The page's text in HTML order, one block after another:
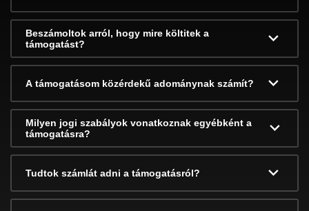
Beszámoltok arról, hogy mire költitek a
támogatást?
A támogatásom közérdekű adománynak számít?
Milyen jogi szabályok vonatkoznak egyébként a
támogatásra?
Tudtok számlát adni a támogatásról?